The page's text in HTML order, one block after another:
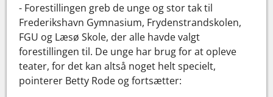
- Forestillingen greb de unge og stor tak til
Frederikshavn Gymnasium, Frydenstrandskolen,
FGU og Læsø Skole, der alle havde valgt
forestillingen til. De unge har brug for at opleve
teater, for det kan altså noget helt specielt,
pointerer Betty Rode og fortsætter: